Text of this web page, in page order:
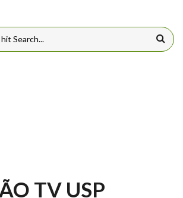
principal
DE BUSCA
TV USP